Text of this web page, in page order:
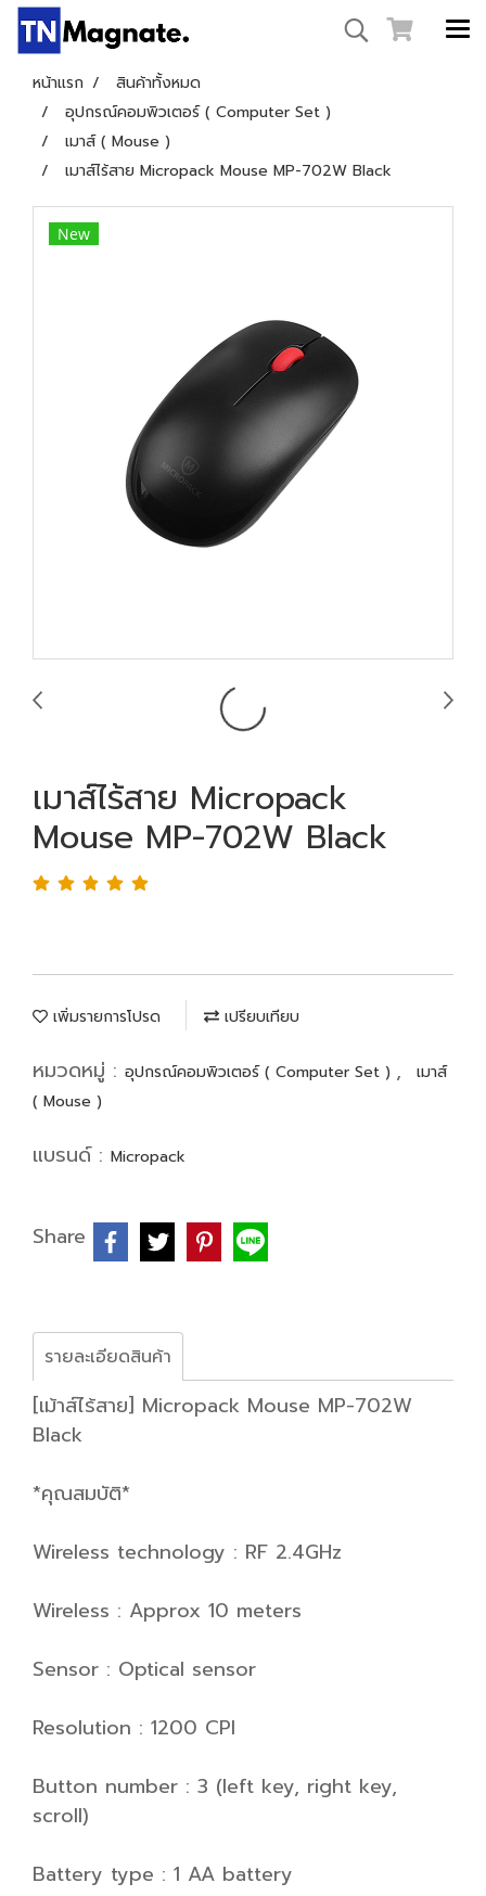
หน้าแรก
สินค้าทั้งหมด
อุปกรณ์คอมพิวเตอร์ ( Computer Set )
เมาส์ ( Mouse )
เมาส์ไร้สาย Micropack Mouse MP-702W Black
New
เมาส์ไร้สาย Micropack
Mouse MP-702W Black
เพิ่มรายการโปรด เปรียบเทียบ
หมวดหมู่ : อุปกรณ์คอมพิวเตอร์ ( Computer Set ) ,
เมาส์
( Mouse )
แบรนด์ : Micropack
Share
รายละเอียดสินค้า
[เม้าส์ไร้สาย] Micropack Mouse MP-702W
Black
*คุณสมบัติ*
Wireless technology : RF 2.4GHz
Wireless : Approx 10 meters
Sensor : Optical sensor
Resolution : 1200 CPI
Button number : 3 (left key, right key,
scroll)
Battery type : 1 AA battery